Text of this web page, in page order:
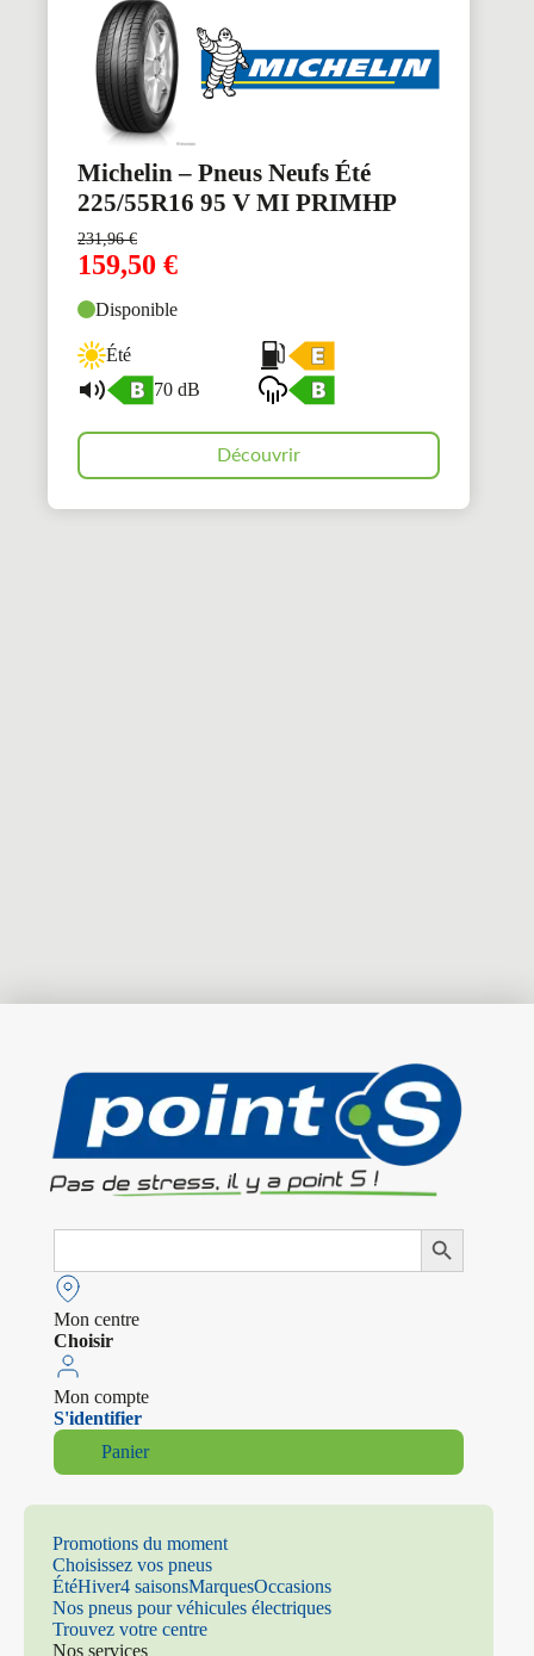
Michelin – Pneus Neufs Été
225/55R16 95 V MI PRIMHP
231,96€
159,50 €
Disponible
Été
70 dB
Découvrir
Search
Search Button
Mon centre
Choisir
Mon compte
S'identifier
Panier
Promotions du moment
Choisissez vos pneus
ÉtéHiver4 saisonsMarquesOccasions
Nos pneus pour véhicules électriques
Trouvez votre centre
Nos services